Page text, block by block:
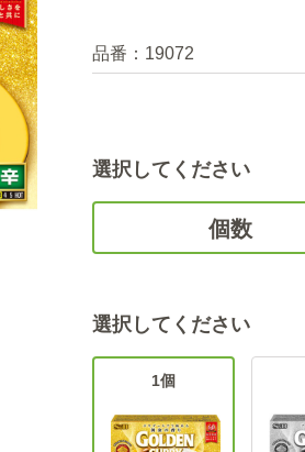
品番： 19072
選択してください
個数
選択してください
1個